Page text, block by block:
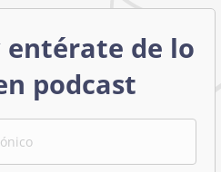
entérate de lo
podcast